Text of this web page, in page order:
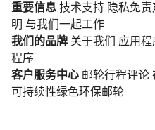
重要信息 技术支持 隐私免责
明 与我们一起工作
我们的品牌 关于我们 应用程
程序
客户服务中心 邮轮行程评论
可持续性绿色环保邮轮